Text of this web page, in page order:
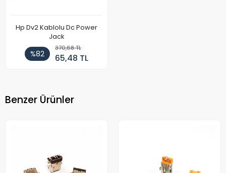
Hp Dv2 Kablolu Dc Power
Jack
%82
370,68 TL
65,48 TL
Benzer Ürünler